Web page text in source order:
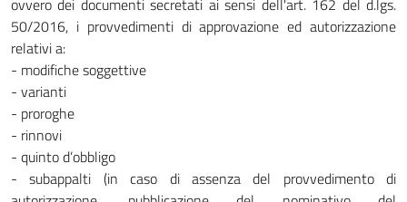
ovvero dei documenti secretati ai sensi dell'art. 162 del d.lgs.
50/2016, i provvedimenti di approvazione ed autorizzazione
relativi a:
- modifiche soggettive
- varianti
- proroghe
- rinnovi
- quinto d’obbligo
- subappalti (in caso di assenza del provvedimento di